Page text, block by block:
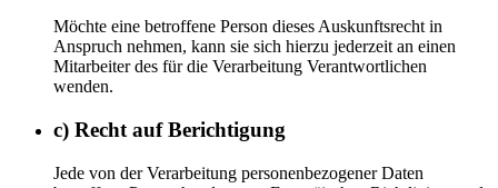
Möchte eine betroffene Person dieses Auskunftsrecht in
Anspruch nehmen, kann sie sich hierzu jederzeit an einen
Mitarbeiter des für die Verarbeitung Verantwortlichen
wenden.
c) Recht auf Berichtigung
Jede von der Verarbeitung personenbezogener Daten